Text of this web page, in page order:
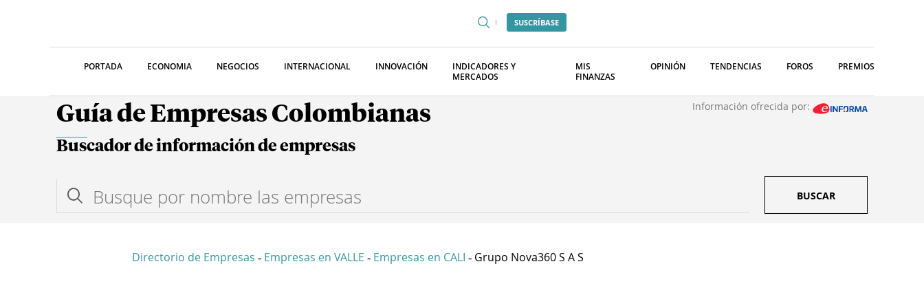
SUSCRÍBASE
PORTADA ECONOMIA NEGOCIOS INTERNACIONAL INNOVACIÓN
INDICADORES Y
MERCADOS
MIS
FINANZAS
OPINIÓN TENDENCIAS FOROS PREMIOS
Guía de Empresas Colombianas Información ofrecida por:
Buscador de información de empresas
BUSCAR
Directorio de Empresas - Empresas en VALLE - Empresas en CALI - Grupo Nova360 S A S